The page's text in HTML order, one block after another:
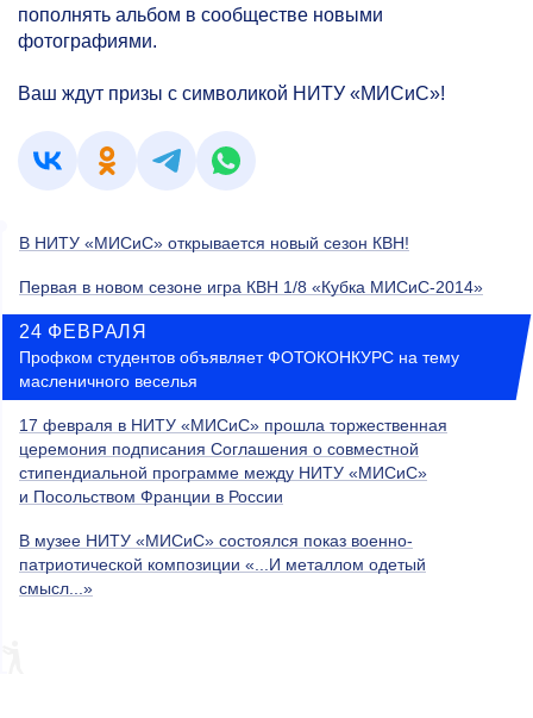
пополнять альбом в сообществе новыми
фотографиями.
Ваш ждут призы с символикой НИТУ «МИСиС»!
В НИТУ «МИСиС» открывается новый сезон КВН!
Первая в новом сезоне игра КВН 1/8 «Кубка МИСиС-2014»
24 ФЕВРАЛЯ
Профком студентов объявляет ФОТОКОНКУРС на тему
масленичного веселья
17 февраля в НИТУ «МИСиС» прошла торжественная
церемония подписания Соглашения о совместной
стипендиальной программе между НИТУ «МИСиС»
и Посольством Франции в России
В музее НИТУ «МИСиС» состоялся показ военно-
патриотической композиции «...И металлом одетый
смысл...»